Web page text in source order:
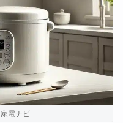
電ナビ